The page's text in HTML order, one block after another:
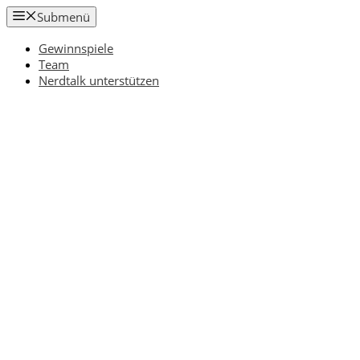
Zum
Inhalt
springen
Submenü
Gewinnspiele
Team
Nerdtalk unterstützen